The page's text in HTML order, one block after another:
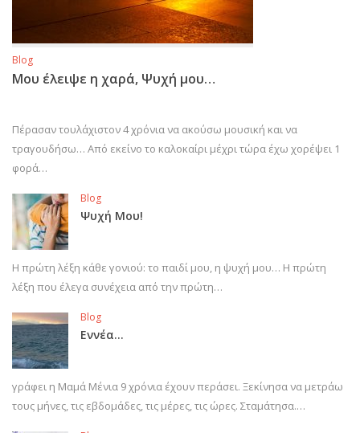
Blog
Μου έλειψε η χαρά, Ψυχή μου…
Πέρασαν τουλάχιστον 4 χρόνια να ακούσω μουσική και να
τραγουδήσω… Από εκείνο το καλοκαίρι μέχρι τώρα έχω χορέψει 1
φορά…
Blog
Ψυχή Μου!
Η πρώτη λέξη κάθε γονιού: το παιδί μου, η ψυχή μου… Η πρώτη
λέξη που έλεγα συνέχεια από την πρώτη…
Blog
Εννέα…
γράφει η Μαμά Μένια 9 χρόνια έχουν περάσει. Ξεκίνησα να μετράω
τους μήνες, τις εβδομάδες, τις μέρες, τις ώρες. Σταμάτησα.…